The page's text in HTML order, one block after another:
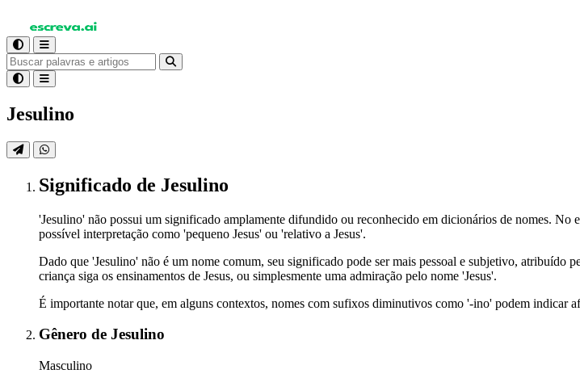
Jesulino
Significado de Jesulino
'Jesulino' não possui um significado amplamente difundido ou reconhecido em dicionários de nomes. No
possível interpretação como 'pequeno Jesus' ou 'relativo a Jesus'.
Dado que 'Jesulino' não é um nome comum, seu significado pode ser mais pessoal e subjetivo, atribuído
criança siga os ensinamentos de Jesus, ou simplesmente uma admiração pelo nome 'Jesus'.
É importante notar que, em alguns contextos, nomes com sufixos diminutivos como '-ino' podem indicar
Gênero de Jesulino
Masculino